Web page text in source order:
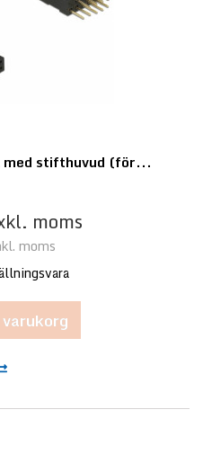
med stifthuvud (för...
moms
moms
varukorg